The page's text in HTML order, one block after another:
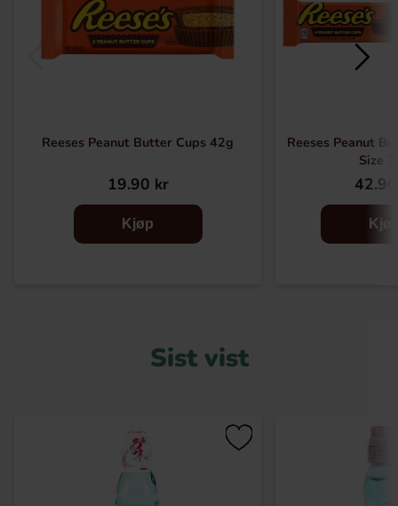
Reeses Peanut Butter Cups 42g
19.90 kr
Kjøp
Reeses Peanut
Size
Sist vist